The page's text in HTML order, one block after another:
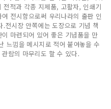
적과 각종 지제품, 고활자, 인쇄기
전시함으로써 우리나라의 출판 인
전시장 안쪽에는 도장으로 기념 책
마련되어 있어 좋은 기념품을 만
느낌을 메시지로 적어 붙여놓을 수
람의 마무리도 할 수 있다.